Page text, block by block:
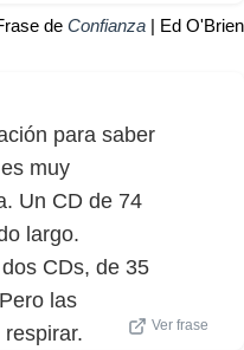
de Confianza | Ed O'Brien
para saber
muy
Un CD de 74
largo.
CDs, de 35
las
Ver frase